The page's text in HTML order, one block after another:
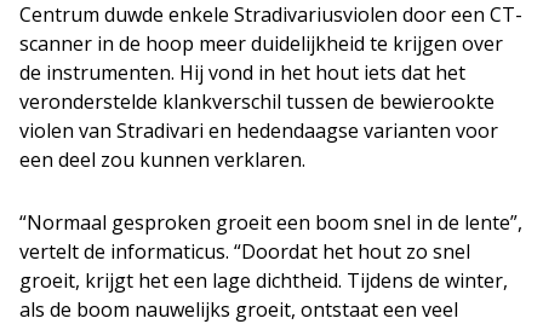
Centrum duwde enkele Stradivariusviolen door een CT-
scanner in de hoop meer duidelijkheid te krijgen over
de instrumenten. Hij vond in het hout iets dat het
veronderstelde klankverschil tussen de bewierookte
violen van Stradivari en hedendaagse varianten voor
een deel zou kunnen verklaren.
“Normaal gesproken groeit een boom snel in de lente”,
vertelt de informaticus. “Doordat het hout zo snel
groeit, krijgt het een lage dichtheid. Tijdens de winter,
als de boom nauwelijks groeit, ontstaat een veel